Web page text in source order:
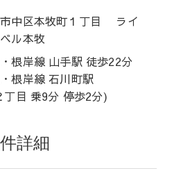
市中区本牧町１丁目 ライ
ル本牧
根岸線 山手駅 徒歩22分
根岸線 石川町駅
丁目 乗9分 停歩2分)
詳細